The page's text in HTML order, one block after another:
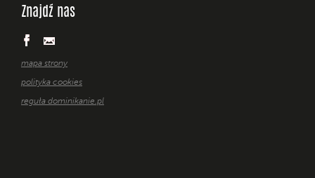
Znajdź nas
mapa strony
polityka cookies
reguła dominikanie.pl